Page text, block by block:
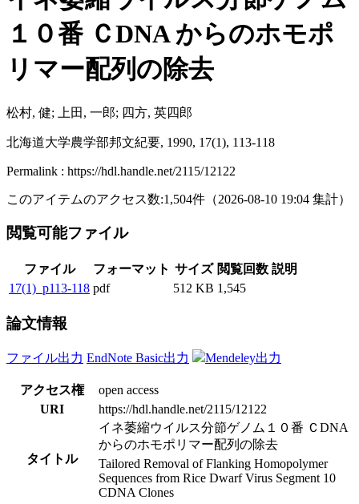
１０番 ＣDNA からのホモポ
リマー配列の除去
松村, 健; 上田, 一郎; 四方, 英四郎
北海道大学農学部邦文紀要, 1990, 17(1), 113-118
Permalink : https://hdl.handle.net/2115/12122
このアイテムのアクセス数:1,504件 （2026-08-10 19:04 集計）
閲覧可能ファイル
ファイル フォーマット サイズ 閲覧回数 説明
17(1)_p113-118 pdf 512 KB 1,545
論文情報
ファイル出力 EndNote Basic出力 Mendeley出力
アクセス権
open access
URI
https://hdl.handle.net/2115/12122
タイトル
イネ萎縮ウイルス分節ゲノム１０番 ＣDNA
からのホモポリマー配列の除去
Tailored Removal of Flanking Homopolymer
Sequences from Rice Dwarf Virus Segment 10
CDNA Clones